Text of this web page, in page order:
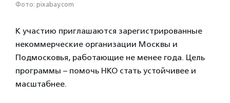
Фото: pixabay.com
К участию приглашаются зарегистрированные
некоммерческие организации Москвы и
Подмосковья, работающие не менее года. Цель
программы – помочь НКО стать устойчивее и
масштабнее.